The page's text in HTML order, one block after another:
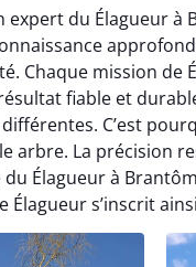
expert du Élagueur
Chaque mission de
fiable et
C’est
arbre. La précision
Élagueur à
Élagueur s’inscrit